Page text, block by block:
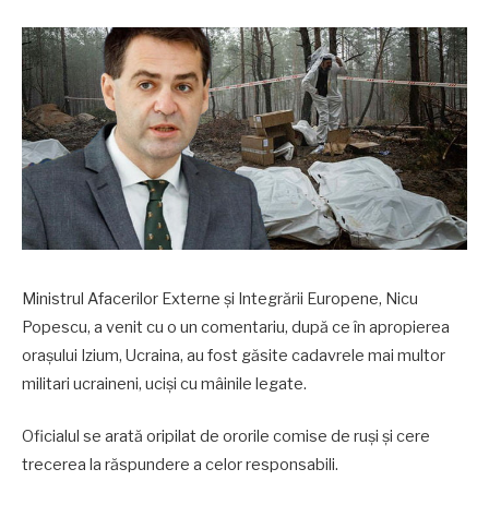
Ministrul Afacerilor Externe și Integrării Europene, Nicu
Popescu, a venit cu o un comentariu, după ce în apropierea
orașului Izium, Ucraina, au fost găsite cadavrele mai multor
militari ucraineni, uciși cu mâinile legate.
Oficialul se arată oripilat de ororile comise de ruși și cere
trecerea la răspundere a celor responsabili.